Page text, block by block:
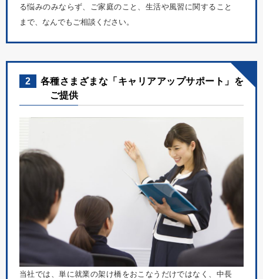
る悩みのみならず、ご家庭のこと、生活や風習に関すること
まで、なんでもご相談ください。
2
各種さまざまな「キャリアアップサポート」を
ご提供
当社では、単に就業の架け橋をおこなうだけではなく、中長